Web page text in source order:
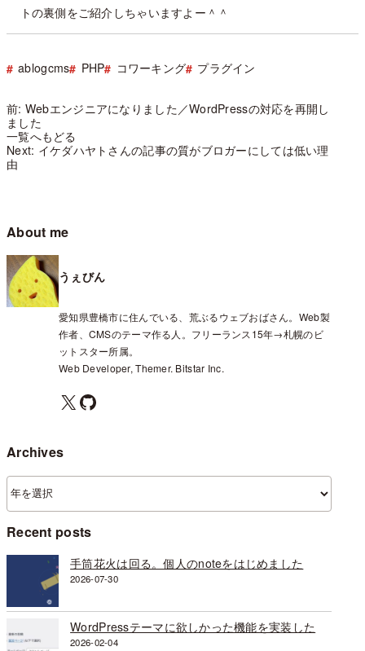
トの裏側をご紹介しちゃいますよー＾＾
ablogcms PHP コワーキング プラグイン
前: Webエンジニアになりました／WordPressの対応を再開し
ました
一覧へもどる
Next: イケダハヤトさんの記事の質がブロガーにしては低い理
由
About me
うぇびん
愛知県豊橋市に住んでいる、荒ぶるウェブおばさん。Web製
作者、CMSのテーマ作る人。フリーランス15年→札幌のビ
ットスター所属。
Web Developer, Themer. Bitstar Inc.
X GitHub
Archives
ア
ー
カ
イ
ブ
Recent posts
手筒花火は回る。個人のnoteをはじめました
2026-07-30
WordPressテーマに欲しかった機能を実装した
2026-02-04